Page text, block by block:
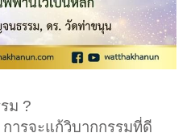
ม ?
ารจะแก้วิบากกรรมที่ดี